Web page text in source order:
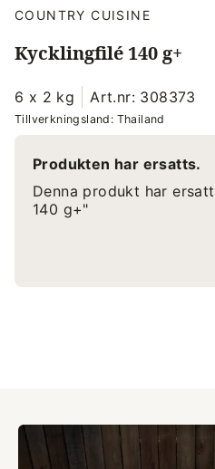
COUNTRY CUISINE
Kycklingfilé 140 g+
6 x 2 kg Art.nr: 308373
Tillverkningsland: Thailand
Produkten har ersatts.
Denna produkt har
140 g+"